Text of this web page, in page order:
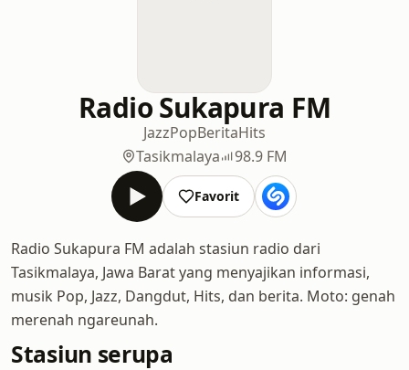
Radio Sukapura FM
JazzPopBeritaHits
Tasikmalaya
98.9 FM
Favorit
Radio Sukapura FM adalah stasiun radio dari
Tasikmalaya, Jawa Barat yang menyajikan informasi,
musik Pop, Jazz, Dangdut, Hits, dan berita. Moto: genah
merenah ngareunah.
Stasiun serupa